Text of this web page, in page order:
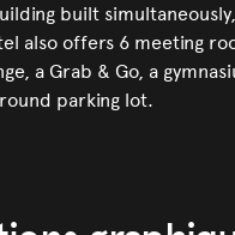
built
also offers 6 meeting
a Grab & Go, a
parking lot.